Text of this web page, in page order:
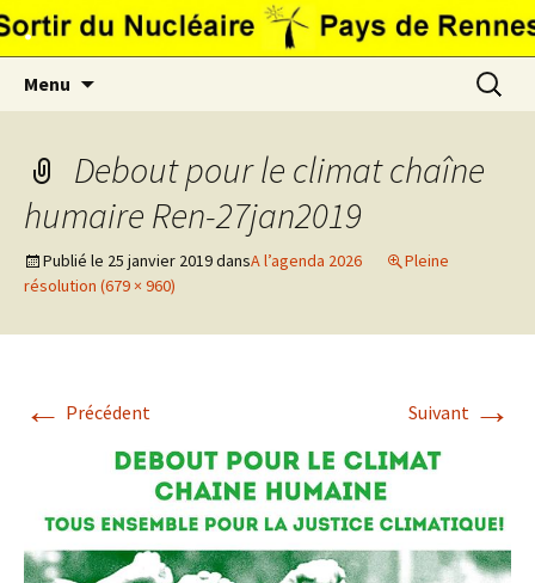
Aller
au .
Menu
Debout pour le climat chaîne
humaire Ren-27jan2019
Publié le 25 janvier 2019dansA l’agenda 2026
Pleine
résolution (679 × 960)
← Précédent Suivant →